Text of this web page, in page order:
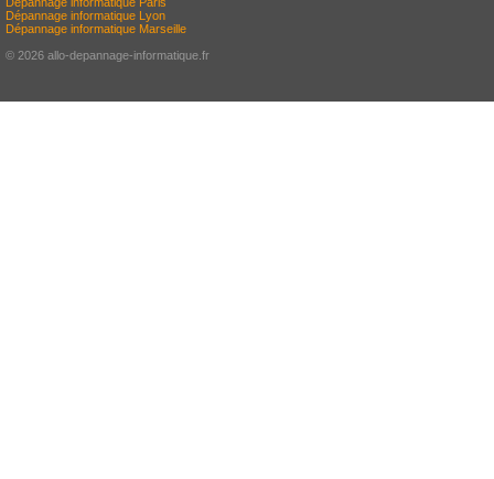
Dépannage informatique Lyon
Dépannage informatique Marseille
© 2026 allo-depannage-informatique.fr